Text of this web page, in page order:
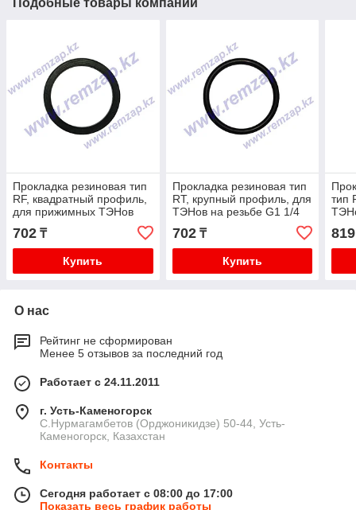
Прокладка резиновая тип
RF, квадратный профиль,
для прижимных ТЭНов
180715 / 032063
702 ₸
Купить
Прокладка резиновая тип
RT, крупный профиль, для
ТЭНов на резьбе G1 1/4
819992
702₸
Купить
тип
819
О нас
Рейтинг не сформирован
Менее 5 отзывов за последний год
Работает с 24.11.2011
г. Усть-Каменогорск
С.Нурмагамбетов (Орджоникидзе) 50-44, Усть-
Каменогорск, Казахстан
Контакты
Сегодня работает с 08:00 до 17:00
Показать весь график работы